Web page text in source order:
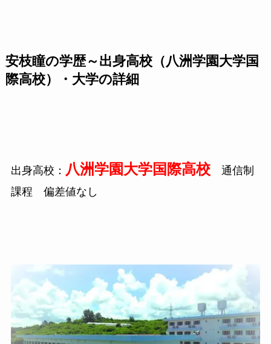
安枝瞳の学歴～出身高校（八洲学園大学国
際高校）・大学の詳細
出身高校： 八洲学園大学国際高校通信制
課程 偏差値なし